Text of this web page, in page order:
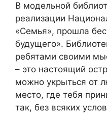
В модельной
реализации
«Семья», прошла
будущего».
ребятами своими
– это настоящий
можно укрыться от
место, где тебя
так, без всяких